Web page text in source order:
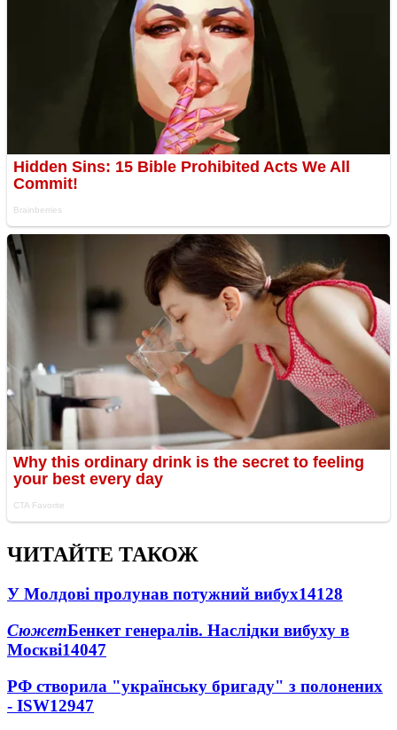
ЧИТАЙТЕ ТАКОЖ
У Молдові пролунав потужний вибух14128
СюжетБенкет генералів. Наслідки вибуху в
Москві14047
РФ створила "українську бригаду" з полонених
- ISW12947